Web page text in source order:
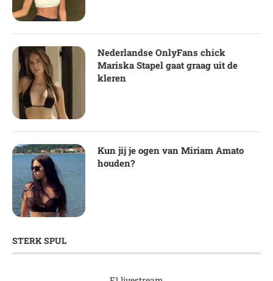
Nederlandse OnlyFans chick
Mariska Stapel gaat graag uit de
kleren
Kun jij je ogen van Miriam Amato
houden?
STERK SPUL